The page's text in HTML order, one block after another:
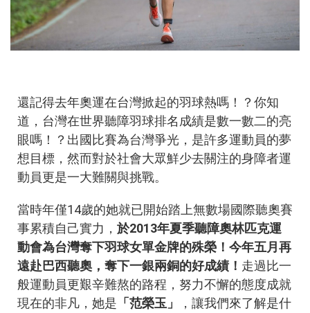
還記得去年奧運在台灣掀起的羽球熱嗎！？你知
道，台灣在世界聽障羽球排名成績是數一數二的亮
眼嗎！？出國比賽為台灣爭光，是許多運動員的夢
想目標，然而對於社會大眾鮮少去關注的身障者運
動員更是一大難關與挑戰。
當時年僅14歲的她就已開始踏上無數場國際聽奧賽
事累積自己實力， 於2013年夏季聽障奧林匹克運
動會為台灣奪下羽球女單金牌的殊榮！今年五月再
遠赴巴西聽奧，奪下一銀兩銅的好成績！ 走過比一
般運動員更艱辛難熬的路程，努力不懈的態度成就
現在的非凡，她是 「范榮玉」
，讓我們來了解是什